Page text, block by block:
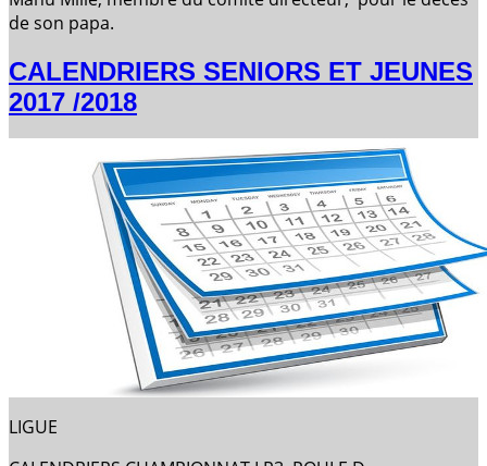
de son papa.
CALENDRIERS SENIORS ET JEUNES
2017 /2018
LIGUE